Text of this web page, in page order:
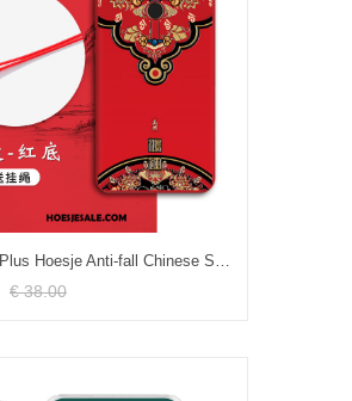
Nokia 7 Plus Hoesje Anti-fall Chinese Stijl Hoes Zacht Trend Korting
€ 38.00